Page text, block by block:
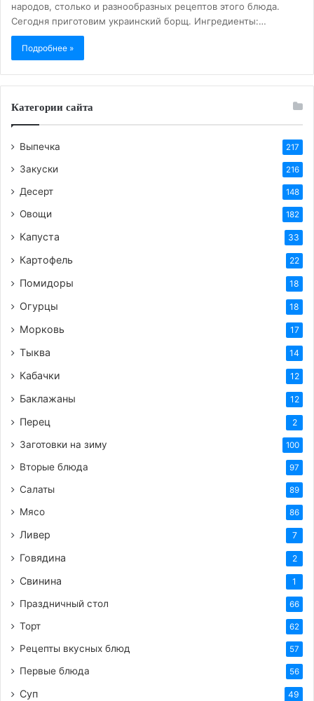
народов, столько и разнообразных рецептов этого блюда.
Сегодня приготовим украинский борщ. Ингредиенты:…
Подробнее »
Категории сайта
Выпечка 217
Закуски 216
Десерт 148
Овощи 182
Капуста 33
Картофель 22
Помидоры 18
Огурцы 18
Морковь 17
Тыква 14
Кабачки 12
Баклажаны 12
Перец 2
Заготовки на зиму 100
Вторые блюда 97
Салаты 89
Мясо 86
Ливер 7
Говядина 2
Свинина 1
Праздничный стол 66
Торт 62
Рецепты вкусных блюд 57
Первые блюда 56
Суп 49